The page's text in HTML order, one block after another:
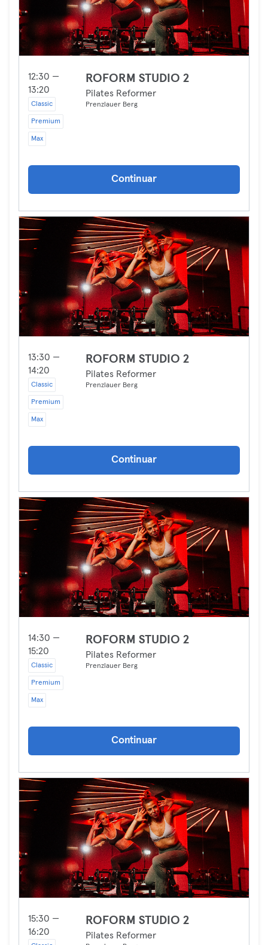
12:30 —
13:20
Classic
Premium
Max
ROFORM STUDIO 2
Pilates Reformer
Prenzlauer Berg
Continuar
13:30 —
14:20
Classic
Premium
Max
ROFORM STUDIO 2
Pilates Reformer
Prenzlauer Berg
Continuar
14:30 —
15:20
Classic
Premium
Max
ROFORM STUDIO 2
Pilates Reformer
Prenzlauer Berg
Continuar
15:30 —
16:20
ROFORM STUDIO 2
Pilates Reformer